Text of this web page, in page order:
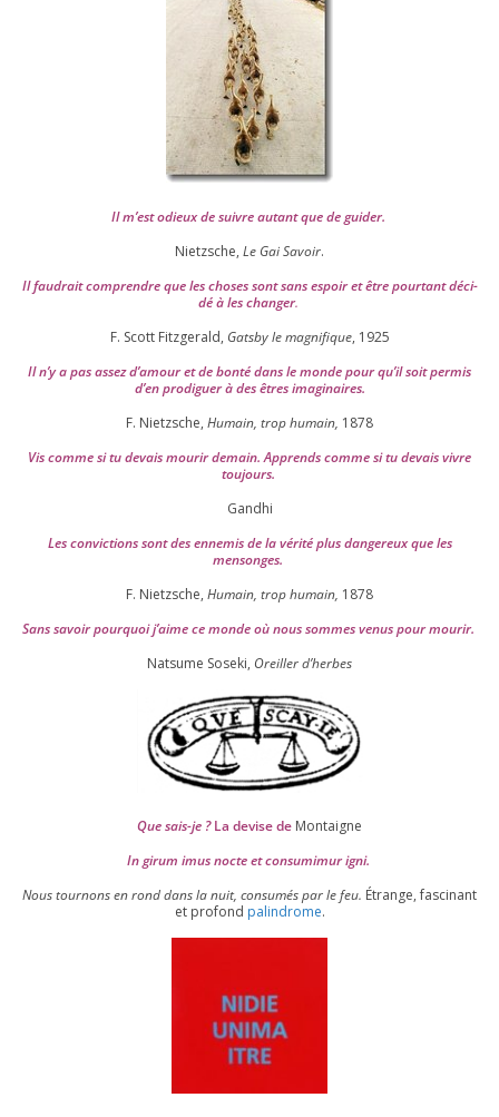
Il m’est odieux de suivre autant que de gui­der.
Nietzsche, Le Gai Savoir.
Il fau­drait com­prendre que les choses sont sans espoir et être pour­tant déci­
dé à les chan­ger.
F. Scott Fitzgerald, Gatsby le magni­fique, 1925
Il n’y a pas assez d’a­mour et de bon­té dans le monde pour qu’il soit per­mis
d’en pro­di­guer à des êtres imaginaires.
F. Nietzsche, Humain, trop humain, 1878
Vis comme si tu devais mou­rir demain. Apprends comme si tu devais vivre
toujours.
Gandhi
Les convic­tions sont des enne­mis de la véri­té plus dan­ge­reux que les
mensonges.
F. Nietzsche, Humain, trop humain, 1878
Sans savoir pour­quoi j’aime ce monde où nous sommes venus pour mourir.
Natsume Soseki, Oreiller d’herbes
Que sais-je ?La devise de Montaigne
In girum imus nocte et consu­mi­mur igni.
Nous tour­nons en rond dans la nuit, consu­més par le feu. Étrange, fas­ci­nant
et pro­fond palin­drome.